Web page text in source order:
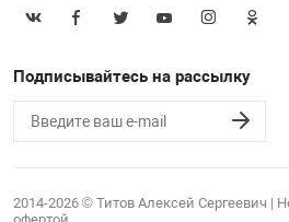
Подписывайтесь на рассылку
2014-2026 © Титов Алексей Сергеевич |